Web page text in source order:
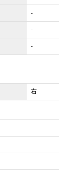
-
-
-
右